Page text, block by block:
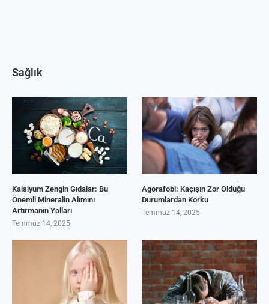
Sağlık
Kalsiyum Zengin Gıdalar: Bu
Önemli Mineralin Alımını
Artırmanın Yolları
Temmuz 14, 2025
Agorafobi: Kaçışın Zor Olduğu
Durumlardan Korku
Temmuz 14, 2025